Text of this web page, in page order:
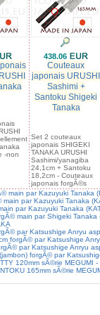
-non
438.06
Couteaux
japonais URUSHI
Sashimi +
Santoku Shigeki
Tanaka
Set 2 couteaux
japonais SHIGEKI
TANAKA URUSHI
Sashimi/yanagiba
24,1cm + Santoku
18,2cm - Couteaux
japonais forgÃ©s
main par Kazuyuki Tanaka
par Kazuyuki Tanaka
par Kazuyuki Tanaka
main par Shigeki Tanaka
par Katsushige Anryu
forgÃ© par Katsushige
par Katsushige Anryu
forgÃ© par
120mm sÃ©rie MEGUMI
165mm sÃ©rie